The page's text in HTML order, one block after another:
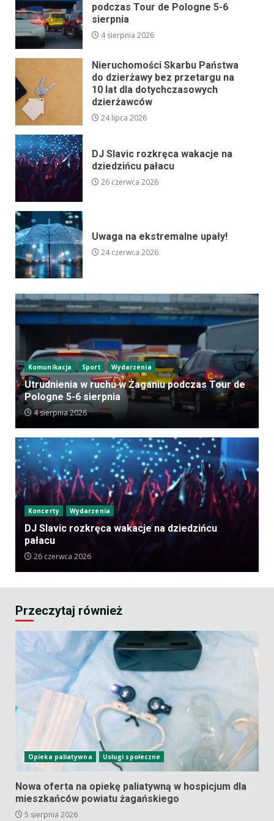
podczas Tour de Pologne 5-6
sierpnia
4 sierpnia 2026
Nieruchomości Skarbu Państwa
do dzierżawy bez przetargu na
10 lat dla dotychczasowych
dzierżawców
24 lipca 2026
DJ Slavic rozkręca wakacje na
dziedzińcu pałacu
26 czerwca 2026
Uwaga na ekstremalne upały!
24 czerwca 2026
Komunikacja Sport Wydarzenia
Utrudnienia w ruchu w Żaganiu podczas Tour de
Pologne 5-6 sierpnia
4 sierpnia 2026
Koncerty Wydarzenia
DJ Slavic rozkręca wakacje na dziedzińcu
pałacu
26 czerwca 2026
Przeczytaj również
Opieka paliatywna Usługi społeczne
Nowa oferta na opiekę paliatywną w hospicjum dla
mieszkańców powiatu żagańskiego
5 sierpnia 2026